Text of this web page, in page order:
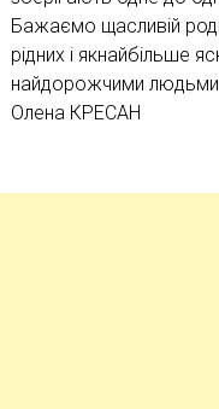
Бажаємо щасливій
рідних і якнайбільше
найдорожчими
Олена КРЕСАН